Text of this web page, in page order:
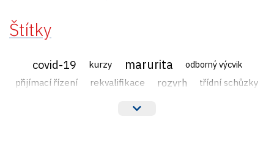
Štítky
covid-19 kurzy marurita odborný výcvik
přijímací řízení rekvalifikace rozvrh třídní schůzky